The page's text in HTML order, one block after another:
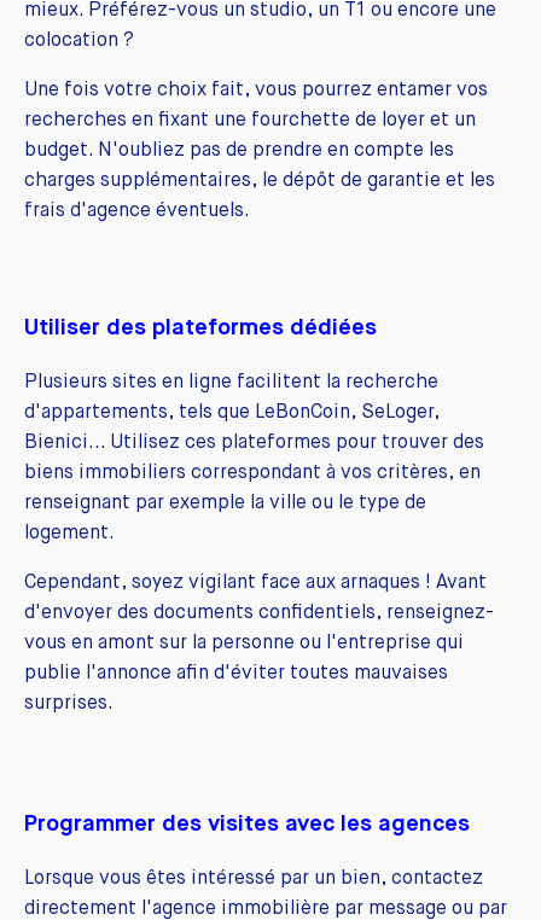
mieux. Préférez-vous un studio, un T1 ou encore une
colocation ?
Une fois votre choix fait, vous pourrez entamer vos
recherches en fixant une fourchette de loyer et un
budget. N'oubliez pas de prendre en compte les
charges supplémentaires, le dépôt de garantie et les
frais d'agence éventuels.
Utiliser des plateformes dédiées
Plusieurs sites en ligne facilitent la recherche
d'appartements, tels que LeBonCoin, SeLoger,
Bienici... Utilisez ces plateformes pour trouver des
biens immobiliers correspondant à vos critères, en
renseignant par exemple la ville ou le type de
logement.
Cependant, soyez vigilant face aux arnaques ! Avant
d'envoyer des documents confidentiels, renseignez-
vous en amont sur la personne ou l'entreprise qui
publie l'annonce afin d'éviter toutes mauvaises
surprises.
Programmer des visites avec les agences
Lorsque vous êtes intéressé par un bien, contactez
directement l'agence immobilière par message ou par